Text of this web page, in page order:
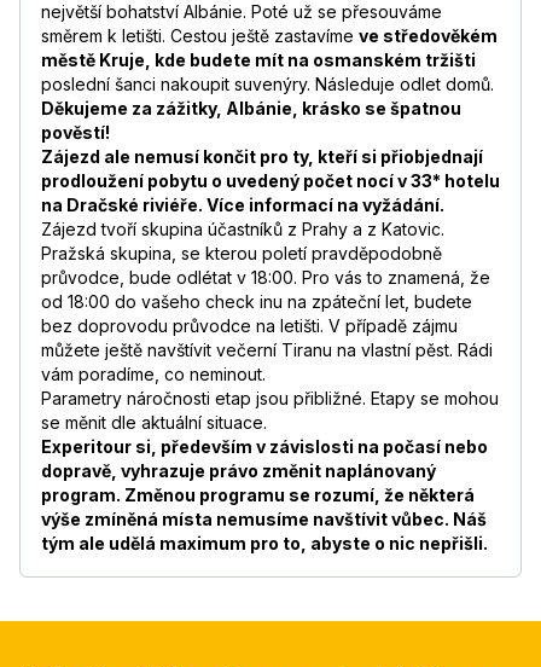
největší bohatství Albánie. Poté už se přesouváme
směrem k letišti. Cestou ještě zastavíme ve středověkém
městě Kruje, kde budete mít na osmanském tržišti
poslední šanci nakoupit suvenýry. Následuje odlet domů.
Děkujeme za zážitky, Albánie, krásko se špatnou
pověstí!
Zájezd ale nemusí končit pro ty, kteří si přiobjednají
prodloužení pobytu o uvedený počet nocí v 33* hotelu
na Dračské riviéře. Více informací na vyžádání.
Zájezd tvoří skupina účastníků z Prahy a z Katovic.
Pražská skupina, se kterou poletí pravděpodobně
průvodce, bude odlétat v 18:00. Pro vás to znamená, že
od 18:00 do vašeho check inu na zpáteční let, budete
bez doprovodu průvodce na letišti. V případě zájmu
můžete ještě navštívit večerní Tiranu na vlastní pěst. Rádi
vám poradíme, co neminout.
Parametry náročnosti etap jsou přibližné. Etapy se mohou
se měnit dle aktuální situace.
Experitour si, především v závislosti na počasí nebo
dopravě, vyhrazuje právo změnit naplánovaný
program. Změnou programu se rozumí, že některá
výše zmíněná místa nemusíme navštívit vůbec. Náš
tým ale udělá maximum pro to, abyste o nic nepřišli.